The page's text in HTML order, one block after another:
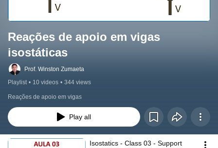
Reações de apoio em vigas
isostáticas
Prof. Winston Zumaeta
Playlist • 10 videos • 344 views
Reações de apoio em vigas
Play all
Isostatics - Class 03 - Support